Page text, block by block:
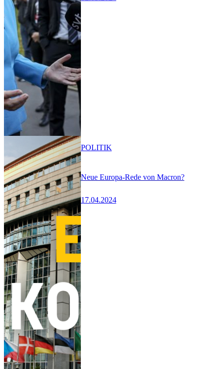
Neue Europa-Rede von Macron?
17.04.2024
POLITIK